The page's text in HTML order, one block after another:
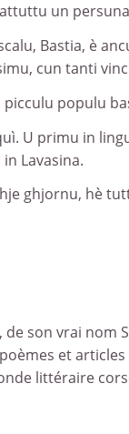
un
Bastia, è
cun tanti
picculu populu
U primu in
Lavasina.
ghjornu, hè
de son vrai nom
et
littéraire